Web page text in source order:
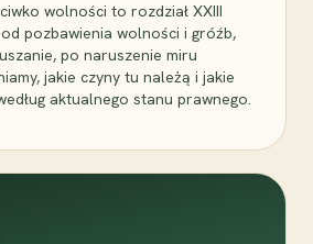
wolności to rozdział XXIII
pozbawienia wolności i gróźb,
po naruszenie miru
jakie czyny tu należą i jakie
aktualnego stanu prawnego.